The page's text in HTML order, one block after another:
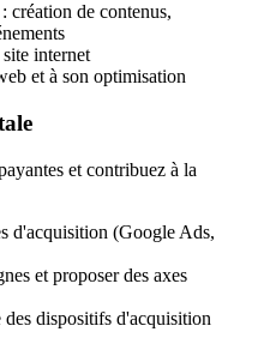
création de contenus,
internet
et à son optimisation
et contribuez à la
d'acquisition (Google Ads,
et proposer des axes
dispositifs d'acquisition